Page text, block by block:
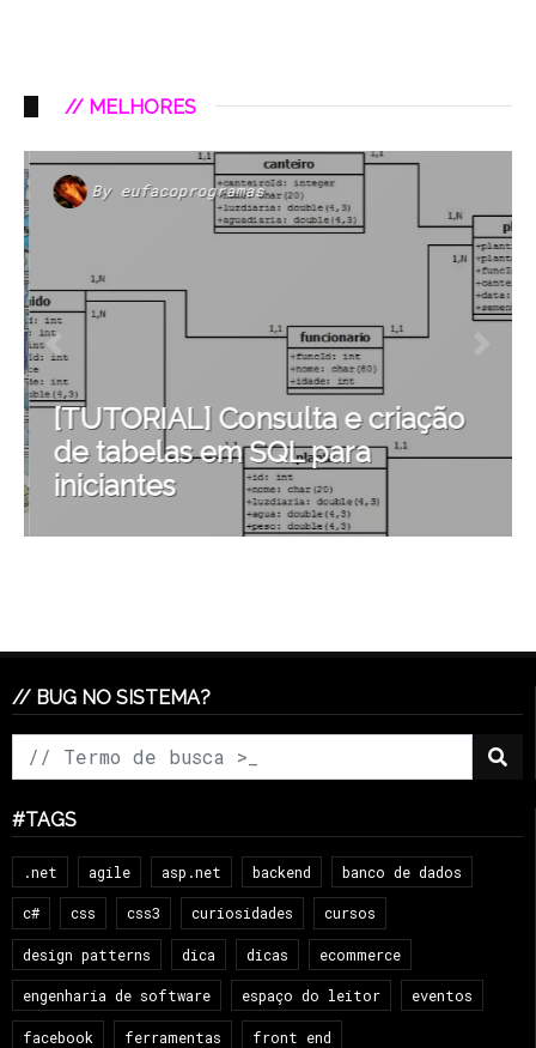
// MELHORES
By eufacoprogramas
[TUTORIAL] Consulta e criação
de tabelas em SQL para
iniciantes
// BUG NO SISTEMA?
#TAGS
.net agile asp.net backend banco de dados
c# css css3 curiosidades cursos
design patterns dica dicas ecommerce
engenharia de software espaço do leitor eventos
facebook ferramentas front end